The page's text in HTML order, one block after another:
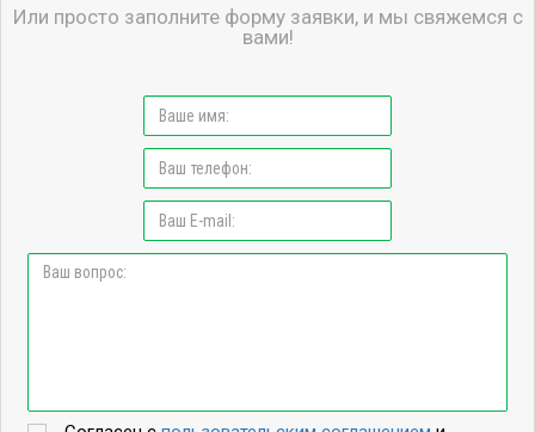
Или просто заполните форму заявки, и мы свяжемся с
вами!